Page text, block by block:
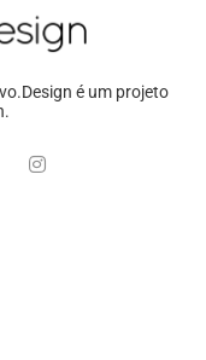
é um projeto